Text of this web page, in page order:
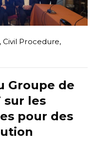
, Civil Procedure,
Groupe de
sur les
pour des